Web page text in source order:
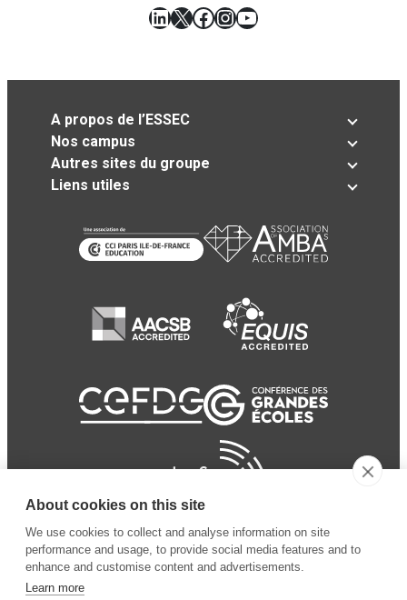
LinkedIn
X Facebook
Instagram
YouTube
A propos de l’ESSEC
Nos campus
Autres sites du groupe
Liens utiles
About cookies on this site
We use cookies to collect and analyse information on site
performance and usage, to provide social media features and to
enhance and customise content and advertisements.
Learn more